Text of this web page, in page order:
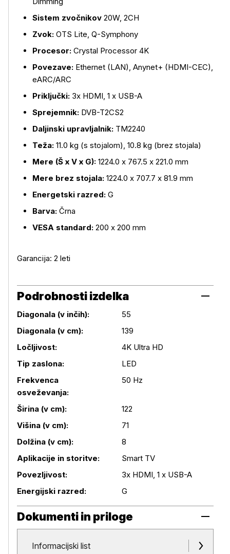
Sistem zvočnikov 20W, 2CH
Zvok: OTS Lite, Q-Symphony
Procesor: Crystal Processor 4K
Povezave: Ethernet (LAN), Anynet+ (HDMI-CEC),
eARC/ARC
Priključki: 3x HDMI, 1 x USB-A
Sprejemnik: DVB-T2CS2
Daljinski upravljalnik: TM2240
Teža: 11.0 kg (s stojalom), 10.8 kg (brez stojala)
Mere (Š x V x G): 1224.0 x 767.5 x 221.0 mm
Mere brez stojala: 1224.0 x 707.7 x 81.9 mm
Energetski razred: G
Barva: Črna
VESA standard: 200 x 200 mm
Garancija: 2 leti
Podrobnosti izdelka
Diagonala (v inčih):
55
Diagonala (v cm):
139
Ločljivost:
4K Ultra HD
Tip zaslona:
LED
Frekvenca
osveževanja:
50 Hz
Širina (v cm):
122
Višina (v cm):
71
Dolžina (v cm):
8
Aplikacije in storitve:
Smart TV
Povezljivost:
3x HDMI, 1 x USB-A
Energijski razred:
G
Dokumenti in priloge
Dokumenti in priloge
Informacijski list